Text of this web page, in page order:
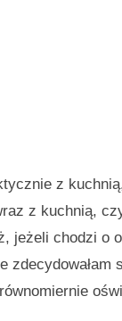
z
z kuchnią,
jeżeli chodzi o
zdecydowałam